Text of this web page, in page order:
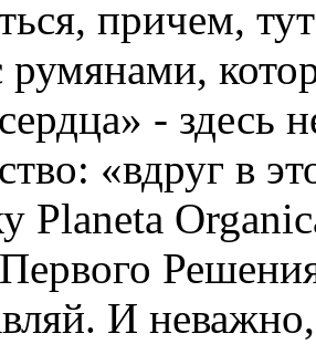
причем,
румянами,
- здесь
«вдруг в
Planeta
И